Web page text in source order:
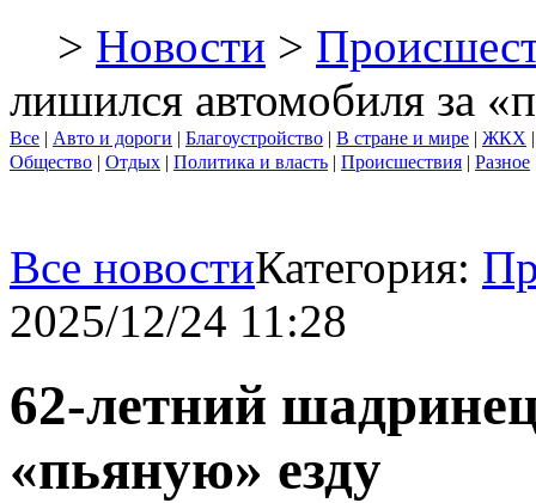
> Новости >
лишился автомобиля за
Все | Авто и дороги | Благоустройство | В стране и мире | ЖКХ
Общество | Отдых | Политика и власть | Происшествия | Разное
Все новостиКатегория:
2025/12/24 11:28
62-летний
«пьяную» езду